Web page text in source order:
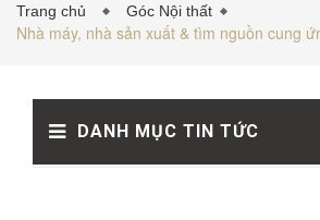
Trang chủ Góc Nội thất
Nhà máy, nhà sản xuất & tìm nguồn cung
DANH MỤC TIN TỨC